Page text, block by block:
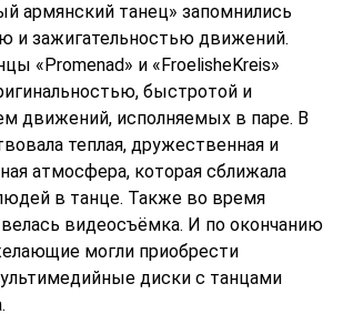
армянский танец» запомнились
и зажигательностью движений.
«Promenad» и «FroelisheKreis»
быстротой и
движений, исполняемых в паре. В
теплая, дружественная и
атмосфера, которая сближала
в танце. Также во время
видеосъёмка. И по окончанию
могли приобрести
диски с танцами